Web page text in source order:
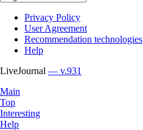
Privacy Policy
User Agreement
Recommendation technologies
Help
LiveJournal — v.931
Main
Top
Interesting
Help